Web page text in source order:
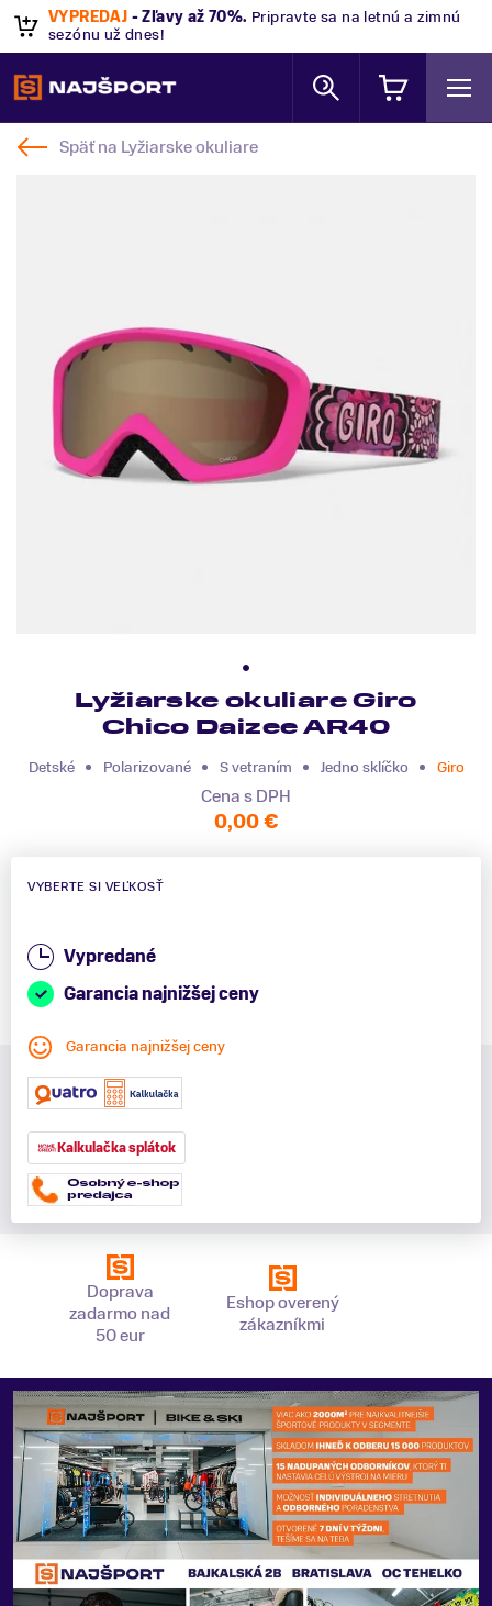
VÝPREDAJ - Zľavy až 70%. Pripravte sa na letnú a zimnú
sezónu už dnes!
Späť na Lyžiarske okuliare
Lyžiarske okuliare Giro
Chico Daizee AR40
Detské Polarizované S vetraním Jedno sklíčko Giro
Cena s DPH
0,00 €
VYBERTE SI VEĽKOSŤ
Vypredané
Garancia najnižšej ceny
Garancia najnižšej ceny
Kalkulačka splátok
Doprava
zadarmo nad
50 eur
Eshop overený
zákazníkmi